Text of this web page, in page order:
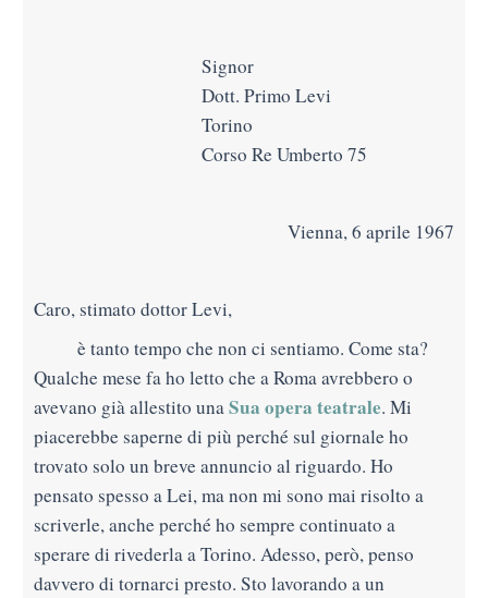
Signor
Dott. Primo Levi
Torino
Corso Re Umberto 75
Vienna, 6 aprile 1967
Caro, stimato dottor Levi,
è tanto tempo che non ci sentiamo. Come sta?
Qualche mese fa ho letto che a Roma avrebbero o
avevano già allestito unaSua opera teatrale. Mi
piacerebbe saperne di più perché sul giornale ho
trovato solo un breve annuncio al riguardo. Ho
pensato spesso a Lei, ma non mi sono mai risolto a
scriverle, anche perché ho sempre continuato a
sperare di rivederla a Torino. Adesso, però, penso
davvero di tornarci presto. Sto lavorando a un